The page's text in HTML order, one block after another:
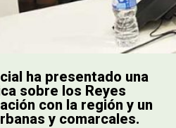
ha presentado una
sobre los Reyes
con la región y un
y comarcales.